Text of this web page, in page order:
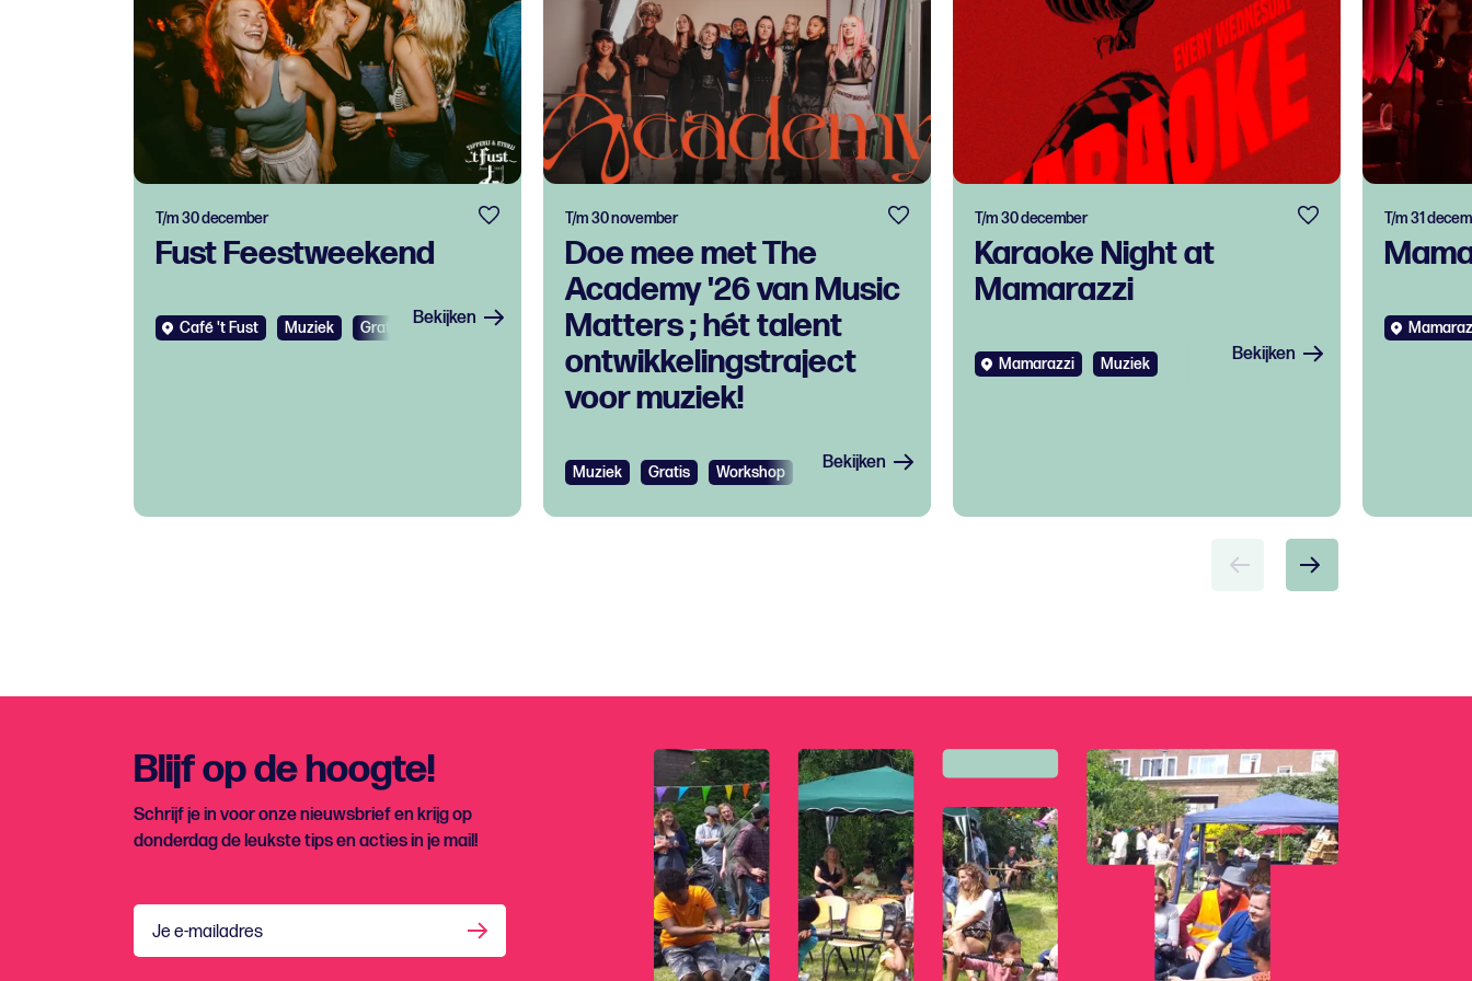
Fust Feestweekend
T/m 30 december
Café 't Fust Muziek Gratis Bekijken
Doe mee met The
Academy '26 van Music
Matters ; hét talent
ontwikkelingstraject
voor muziek!
T/m 30 november
Muziek Gratis Workshop Bekijken
Karaoke Night at
Mamarazzi
T/m 30 december
Mamarazzi Muziek Bekijken
T/m 31
Blijf op de hoogte!
Schrijf je in voor onze nieuwsbrief en krijg op
donderdag de leukste tips en acties in je mail!
Je e-mailadres